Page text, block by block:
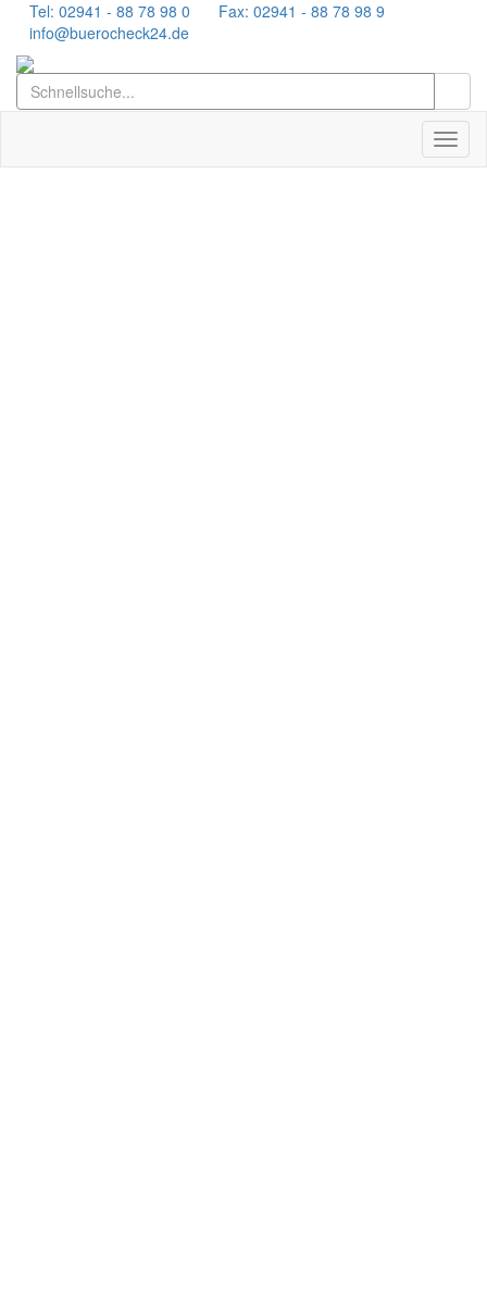
Tel: 02941 - 88 78 98 0
Fax: 02941 - 88 78 98 9
info@buerocheck24.de